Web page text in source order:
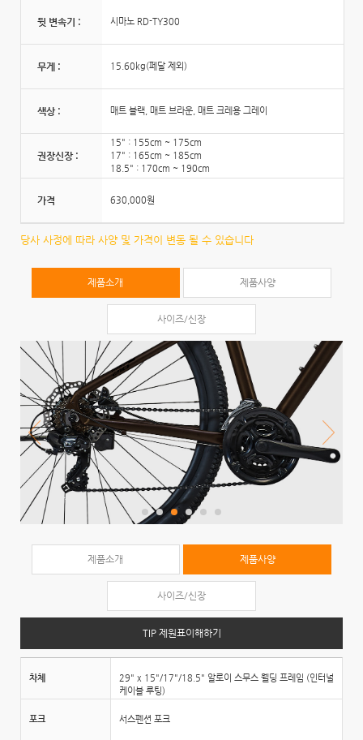
뒷 변속기 : 시마노 RD-TY300
무게 : 15.60kg(페달 제외)
색상 : 매트 블랙, 매트 브라운, 매트 크레용 그레이
권장신장 :
15" : 155cm ~ 175cm
17" : 165cm ~ 185cm
18.5" : 170cm ~ 190cm
가격 630,000원
당사 사정에 따라 사양 및 가격이 변동 될 수 있습니다
제품소개 제품사양
사이즈/신장
제품소개 제품사양
사이즈/신장
TIP 제원표이해하기
차체
29" x 15"/17"/18.5" 알로이 스무스 웰딩 프레임 (인터널
케이블 루팅)
포크 서스펜션 포크